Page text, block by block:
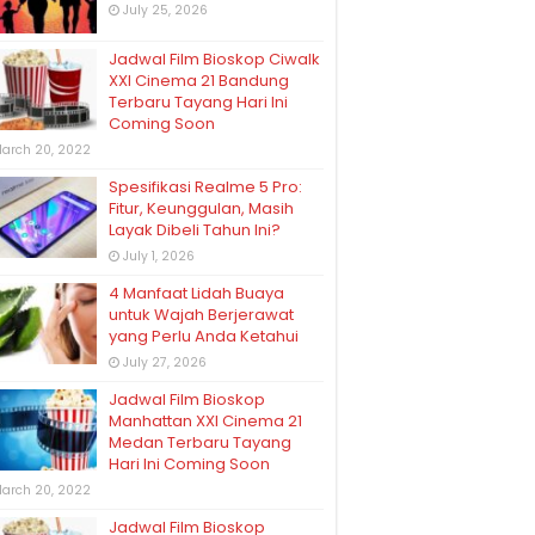
July 25, 2026
Jadwal Film Bioskop Ciwalk
XXI Cinema 21 Bandung
Terbaru Tayang Hari Ini
Coming Soon
20, 2022
Spesifikasi Realme 5 Pro:
Fitur, Keunggulan, Masih
Layak Dibeli Tahun Ini?
July 1, 2026
4 Manfaat Lidah Buaya
untuk Wajah Berjerawat
yang Perlu Anda Ketahui
July 27, 2026
Jadwal Film Bioskop
Manhattan XXI Cinema 21
Medan Terbaru Tayang
Hari Ini Coming Soon
20, 2022
Jadwal Film Bioskop